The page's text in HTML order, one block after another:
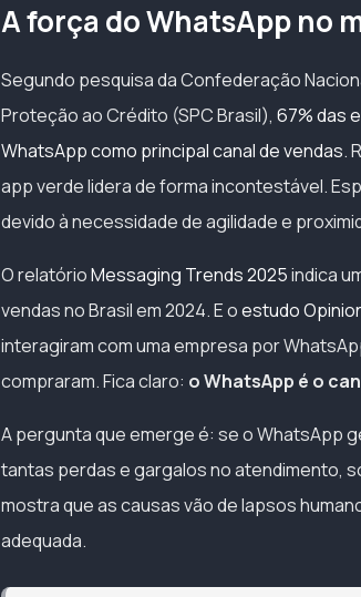
A força do WhatsApp no
Segundo pesquisa da Confederação
Proteção ao Crédito (SPC Brasil), 67% das
WhatsApp como principal canal de vendas.
app verde lidera de forma incontestável.
devido à necessidade de agilidade e
O relatórioMessaging Trends 2025indica
vendas no Brasil em 2024. E oestudo
interagiram com uma empresa por
compraram. Fica claro: o WhatsApp é o
A pergunta que emerge é: se o WhatsApp
tantas perdas e gargalos no atendimento,
mostra que as causas vão de lapsos
adequada.